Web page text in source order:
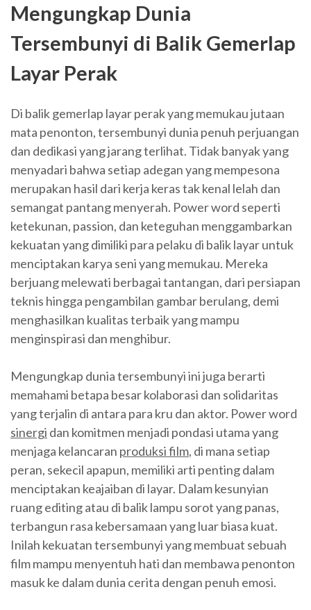
Mengungkap Dunia
Tersembunyi di Balik Gemerlap
Layar Perak
Di balik gemerlap layar perak yang memukau jutaan
mata penonton, tersembunyi dunia penuh perjuangan
dan dedikasi yang jarang terlihat. Tidak banyak yang
menyadari bahwa setiap adegan yang mempesona
merupakan hasil dari kerja keras tak kenal lelah dan
semangat pantang menyerah. Power word seperti
ketekunan, passion, dan keteguhan menggambarkan
kekuatan yang dimiliki para pelaku di balik layar untuk
menciptakan karya seni yang memukau. Mereka
berjuang melewati berbagai tantangan, dari persiapan
teknis hingga pengambilan gambar berulang, demi
menghasilkan kualitas terbaik yang mampu
menginspirasi dan menghibur.
Mengungkap dunia tersembunyi ini juga berarti
memahami betapa besar kolaborasi dan solidaritas
yang terjalin di antara para kru dan aktor. Power word
sinergi dan komitmen menjadi pondasi utama yang
menjaga kelancaran produksi film, di mana setiap
peran, sekecil apapun, memiliki arti penting dalam
menciptakan keajaiban di layar. Dalam kesunyian
ruang editing atau di balik lampu sorot yang panas,
terbangun rasa kebersamaan yang luar biasa kuat.
Inilah kekuatan tersembunyi yang membuat sebuah
film mampu menyentuh hati dan membawa penonton
masuk ke dalam dunia cerita dengan penuh emosi.